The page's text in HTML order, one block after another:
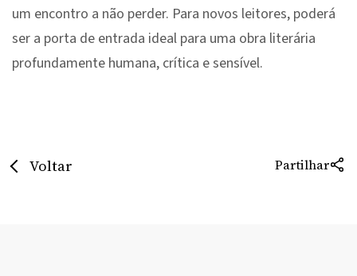
um encontro a não perder. Para novos leitores, poderá
ser a porta de entrada ideal para uma obra literária
profundamente humana, crítica e sensível.
Voltar Partilhar